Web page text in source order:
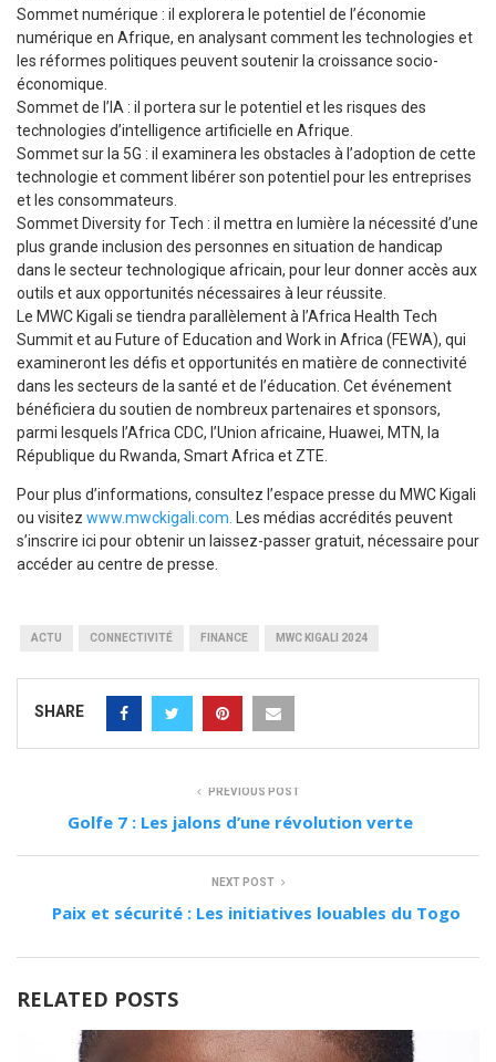
Sommet numérique : il explorera le potentiel de l’économie
numérique en Afrique, en analysant comment les technologies et
les réformes politiques peuvent soutenir la croissance socio-
économique.
Sommet de l’IA : il portera sur le potentiel et les risques des
technologies d’intelligence artificielle en Afrique.
Sommet sur la 5G : il examinera les obstacles à l’adoption de cette
technologie et comment libérer son potentiel pour les entreprises
et les consommateurs.
Sommet Diversity for Tech : il mettra en lumière la nécessité d’une
plus grande inclusion des personnes en situation de handicap
dans le secteur technologique africain, pour leur donner accès aux
outils et aux opportunités nécessaires à leur réussite.
Le MWC Kigali se tiendra parallèlement à l’Africa Health Tech
Summit et au Future of Education and Work in Africa (FEWA), qui
examineront les défis et opportunités en matière de connectivité
dans les secteurs de la santé et de l’éducation. Cet événement
bénéficiera du soutien de nombreux partenaires et sponsors,
parmi lesquels l’Africa CDC, l’Union africaine, Huawei, MTN, la
République du Rwanda, Smart Africa et ZTE.
Pour plus d’informations, consultez l’espace presse du MWC Kigali
ou visitez www.mwckigali.com.
Les médias accrédités peuvent
s’inscrire ici pour obtenir un laissez-passer gratuit, nécessaire pour
accéder au centre de presse.
ACTU CONNECTIVITÉ FINANCE MWC KIGALI 2024
SHARE
PREVIOUS POST
Golfe 7 : Les jalons d’une révolution verte
NEXT POST
Paix et sécurité : Les initiatives louables du Togo
RELATED POSTS